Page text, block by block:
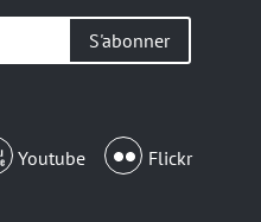
Youtube Flickr